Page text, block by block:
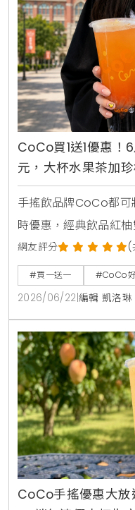
CoCo買1送1優惠！
元，大杯水果茶加
手搖飲品牌CoCo都
時優惠，經典飲品紅
元。消費者透過官方
點餐平台享有第二杯0
網友評分 (
#買一送一 #CoCo
2026/06/22 編輯 凱洛
CoCo手搖優惠大放